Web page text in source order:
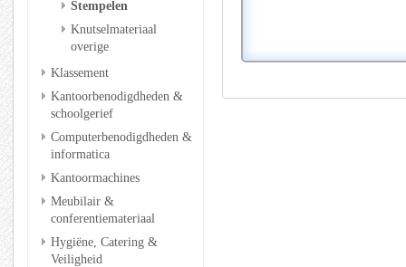
Stempelen
Knutselmateriaal
overige
Klassement
Kantoorbenodigdheden &
schoolgerief
Computerbenodigdheden &
informatica
Kantoormachines
Meubilair &
conferentiemateriaal
Hygiëne, Catering &
Veiligheid